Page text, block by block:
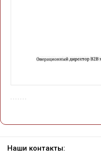
Наши контакты: